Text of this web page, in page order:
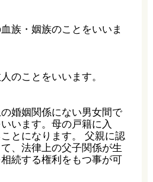
族・姻族のことをいいま
のことをいいます。
婚姻関係にない男女間で
います。母の戸籍に入
とになります。 父親に認
、法律上の父子関係が生
続する権利をもつ事が可